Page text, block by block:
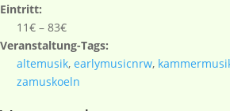
Eintritt:
11€ – 83€
Veranstaltung-Tags:
altemusik, earlymusicnrw,
zamuskoeln